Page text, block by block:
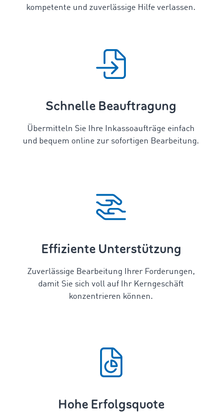
kompetente und zuverlässige Hilfe verlassen.
Schnelle Beauftragung
Übermitteln Sie Ihre Inkassoaufträge einfach
und bequem online zur sofortigen Bearbeitung.
Effiziente Unterstützung
Zuverlässige Bearbeitung Ihrer Forderungen,
damit Sie sich voll auf Ihr Kerngeschäft
konzentrieren können.
Hohe Erfolgsquote